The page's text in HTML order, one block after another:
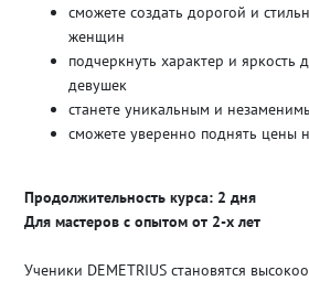
сможете создать дорогой и
женщин
подчеркнуть характер и яркость
девушек
станете уникальным и
сможете уверенно поднять цены
Продолжительность курса: 2 дня
Для мастеров с опытом от 2-х лет
Ученики DEMETRIUS становятся